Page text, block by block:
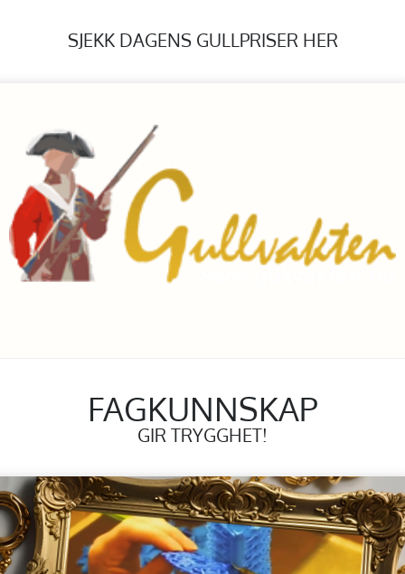
SJEKK DAGENS GULLPRISER HER
FAGKUNNSKAP
GIR TRYGGHET!